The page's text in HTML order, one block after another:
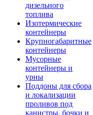
дизельного
топлива
Изотермические
контейнеры
Крупногабаритные
контейнеры
Мусорные
контейнеры и
урны
Поддоны для сбора
и локализации
проливов под
канистры, бочки и